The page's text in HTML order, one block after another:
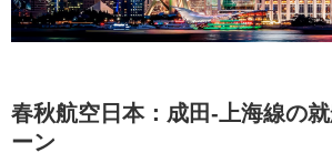
春秋航空日本：成田-上海線の
ーン